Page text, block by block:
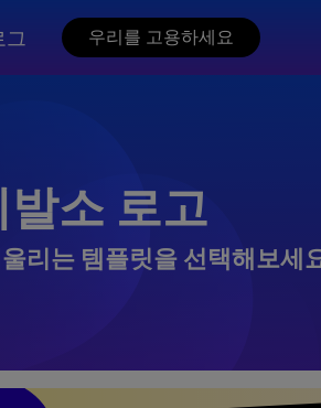
그 우리를 고용하세요
발소 로고
리는 템플릿을 선택해보세